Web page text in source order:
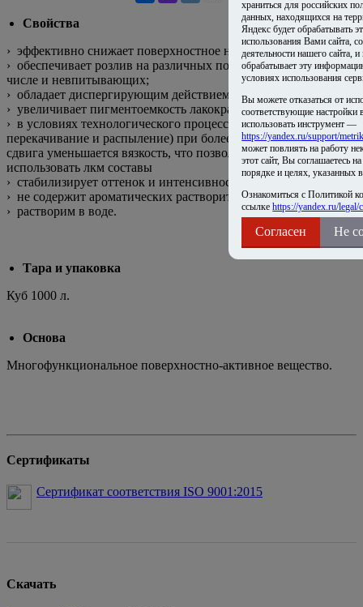
Свойства
› эффективно снижает поверхностное натяжение;
› обеспечивает розлив на различных поверхностях, в том
числе и невпитывающих;
› обладает диспергирующим действием;
› увеличивает пигментоемкость лакокрасочной системы;
› в условиях технологического процесса (например,
перекачивание и распыление) при более высокой скорости
сдвига уменьшается вязкость, что позволяет легко
использовать лкм составы
› стабилизирует оттенок и интенсивность цвета;
› не содержит ароматических растворителей;
› растворим в воде.
Тара и упаковка
Куб 1000 л.
Основа
Многофункциональное поверхностно-активное вещество.
Сертификаты
Сертификат соответствия ISO 9001:2015
Скачать
храниться для российских
данных, находящихся на
Яндекс будет обрабатывать
использования Вами сайта,
деятельности нашего сайта,
обрабатывает эту
условиях использования
Вы можете отказаться от
соответствующие
использовать инструмент —
https://yandex.ru/support/
может повлиять на работу
этот сайт, Вы соглашаетесь
порядке и целях, указанных
Ознакомиться с Политикой
ссылкеhttps://yandex.ru/legal/
Согласен Не